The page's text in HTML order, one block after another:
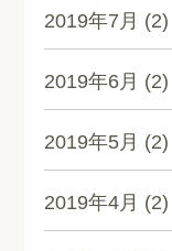
2019年7月 (2)
2019年6月 (2)
2019年5月 (2)
2019年4月 (2)